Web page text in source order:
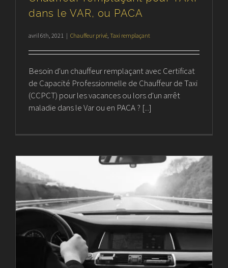
dans le VAR, ou PACA
avril 6th, 2021 | Chauffeur privé Taxi remplaçant
Besoin d'un chauffeur remplaçant avec Certificat
de Capacité Professionnelle de Chauffeur de Taxi
(CCPCT) pour les vacances ou lors d'un arrêt
maladie dans le Var ou en PACA ? [...]